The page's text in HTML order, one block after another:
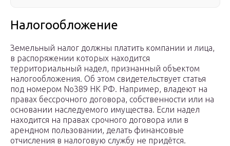
Налогообложение
Земельный налог должны платить компании и лица,
в распоряжении которых находится
территориальный надел, признанный объектом
налогообложения. Об этом свидетельствует статья
под номером No389 НК РФ. Например, владеют на
правах бессрочного договора, собственности или на
основании наследуемого имущества. Если надел
находится на правах срочного договора или в
арендном пользовании, делать финансовые
отчисления в налоговую службу не придётся.